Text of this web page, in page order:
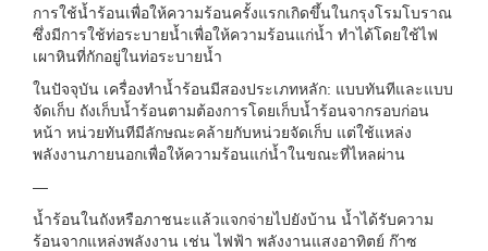
การใช้น้ำร้อนเพื่อให้ความร้อนครั้งแรกเกิดขึ้นในกรุงโรมโบราณ
ซึ่งมีการใช้ท่อระบายน้ำเพื่อให้ความร้อนแก่น้ำ ทำได้โดยใช้ไฟ
เผาหินที่กักอยู่ในท่อระบายน้ำ
ในปัจจุบัน เครื่องทำน้ำร้อนมีสองประเภทหลัก: แบบทันทีและแบบ
จัดเก็บ ถังเก็บน้ำร้อนตามต้องการโดยเก็บน้ำร้อนจากรอบก่อน
หน้า หน่วยทันทีมีลักษณะคล้ายกับหน่วยจัดเก็บ แต่ใช้แหล่ง
พลังงานภายนอกเพื่อให้ความร้อนแก่น้ำในขณะที่ไหลผ่าน
—
น้ำร้อนในถังหรือภาชนะแล้วแจกจ่ายไปยังบ้าน น้ำได้รับความ
ร้อนจากแหล่งพลังงาน เช่น ไฟฟ้า พลังงานแสงอาทิตย์ ก๊าซ